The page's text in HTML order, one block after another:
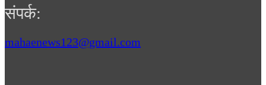
संपर्क:
mahaenews123@gmail.com